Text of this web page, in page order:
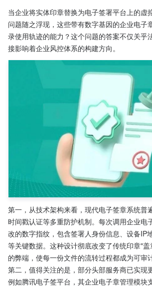
当企业将实体印章替换为电子签署平台上的虚
问题随之浮现，这些带有数字基因的企业电子
录使用轨迹的能力？这个问题的答案不仅关乎
接影响着企业风控体系的构建方向。
第一，从技术架构来看，现代电子签章系统普
时间戳认证等多重防护机制。每次调用企业电
改的数字指纹，包含签署人身份信息、设备IP
等关键数据。这种设计彻底改变了传统印章"
的弊端，使每一份文件的流转过程都成为可审
第二，值得关注的是，部分头部服务商已实现
例如腾讯电子签平台，其企业电子章管理模块